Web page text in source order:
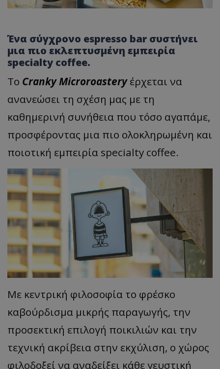
Ένα σύγχρονο espresso bar συστήνει
μια πιο εκλεπτυσμένη εμπειρία
specialty coffee.
Tο Cranky Microroastery έρχεται να
ανανεώσει τη σχέση μας με τη
καθημερινή συνήθεια που τόσο αγαπάμε,
προσφέροντας μια πιο ολοκληρωμένη και
ποιοτική εμπειρία specialty coffee.
Με κεντρική φιλοσοφία το φρέσκο
καβούρδισμα μικρής παραγωγής, την
προσεκτική επιλογή ποικιλιών και την
τεχνική ακρίβεια στην εκχύλιση, ο χώρος
φιλοδοξεί να αναδείξει κάθε γευστική